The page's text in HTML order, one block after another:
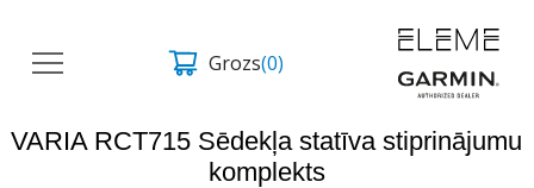
Grozs(0)
VARIA RCT715 Sēdekļa statīva stiprinājumu
komplekts